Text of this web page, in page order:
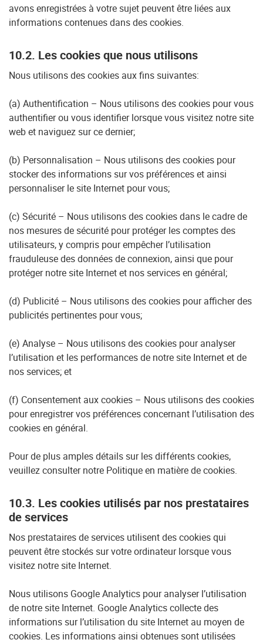
avons enregistrées à votre sujet peuvent être liées aux
informations contenues dans des cookies.
10.2. Les cookies que nous utilisons
Nous utilisons des cookies aux fins suivantes:
(a) Authentification – Nous utilisons des cookies pour vous
authentifier ou vous identifier lorsque vous visitez notre site
web et naviguez sur ce dernier;
(b) Personnalisation – Nous utilisons des cookies pour
stocker des informations sur vos préférences et ainsi
personnaliser le site Internet pour vous;
(c) Sécurité – Nous utilisons des cookies dans le cadre de
nos mesures de sécurité pour protéger les comptes des
utilisateurs, y compris pour empêcher l’utilisation
frauduleuse des données de connexion, ainsi que pour
protéger notre site Internet et nos services en général;
(d) Publicité – Nous utilisons des cookies pour afficher des
publicités pertinentes pour vous;
(e) Analyse – Nous utilisons des cookies pour analyser
l’utilisation et les performances de notre site Internet et de
nos services; et
(f) Consentement aux cookies – Nous utilisons des cookies
pour enregistrer vos préférences concernant l’utilisation des
cookies en général.
Pour de plus amples détails sur les différents cookies,
veuillez consulter notre Politique en matière de cookies.
10.3. Les cookies utilisés par nos prestataires
de services
Nos prestataires de services utilisent des cookies qui
peuvent être stockés sur votre ordinateur lorsque vous
visitez notre site Internet.
Nous utilisons Google Analytics pour analyser l’utilisation
de notre site Internet. Google Analytics collecte des
informations sur l’utilisation du site Internet au moyen de
cookies. Les informations ainsi obtenues sont utilisées